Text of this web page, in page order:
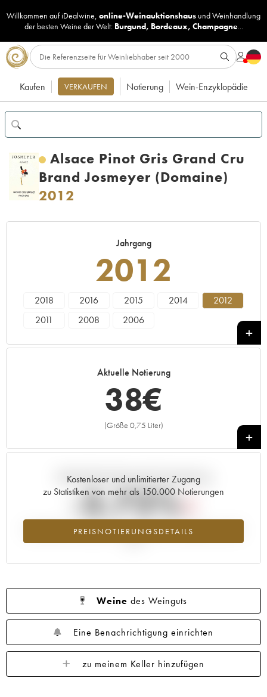
Willkommen auf iDealwine, online-Weinauktionshaus undWeinhandlung
der besten Weine der Welt: Burgund, Bordeaux, Champagne...
Kaufen VERKAUFEN Notierung Wein-Enzyklopädie
Alsace Pinot Gris Grand Cru
Brand Josmeyer (Domaine)
2012
Jahrgang
2012
2018 2016 2015 2014
2012
2011
2008 2006
Aktuelle Notierung
38€
(Größe 0,75 Liter)
+
Kostenloser und unlimitierter Zugang
zu Statistiken von mehr als 150.000 Notierungen
PREISNOTIERUNGSDETAILS
Aktuelle Entwicklung der Preisnotierung
-3.72%
Preisabfall des Jahrgangs 2012 im Jahr 2026 im Vergleich zum Jahr
Weine des Weinguts
Eine Benachrichtigung einrichten
zu meinem Keller hinzufügen